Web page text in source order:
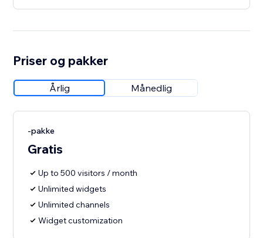
Priser og pakker
Årlig Månedlig
-pakke
Gratis
Up to 500 visitors / month
Unlimited widgets
Unlimited channels
Widget customization